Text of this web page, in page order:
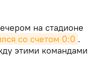
на стадионе
со счетом 0:0 .
этими командами